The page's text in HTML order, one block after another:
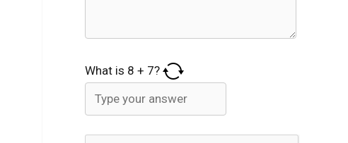
What is 8 + 7?